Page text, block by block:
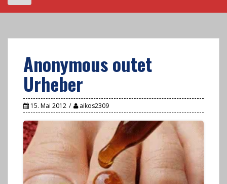
Anonymous outet
Urheber
15. Mai 2012 aikos2309